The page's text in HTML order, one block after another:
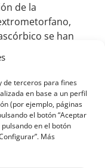
de terceros para fines
en base a un perfil
(por ejemplo, páginas
el botón “Aceptar
en el botón
Más
de la
se han
adversos cuya
con
nerviosismo, e
más
e